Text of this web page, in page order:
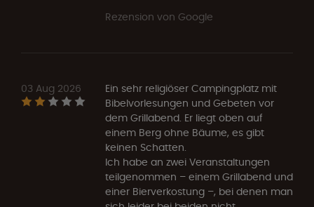
Rezension von Google
03 Aug 2026
Ein sehr religiöser Campingplatz mit
Bibelvorlesungen und Gebeten vor
dem Grillabend. Er liegt oben auf
einem Berg ohne Bäume, es gibt
keinen Schatten.
Ich habe an zwei Veranstaltungen
teilgenommen – einem Grillabend und
einer Bierverkostung –, bei denen man